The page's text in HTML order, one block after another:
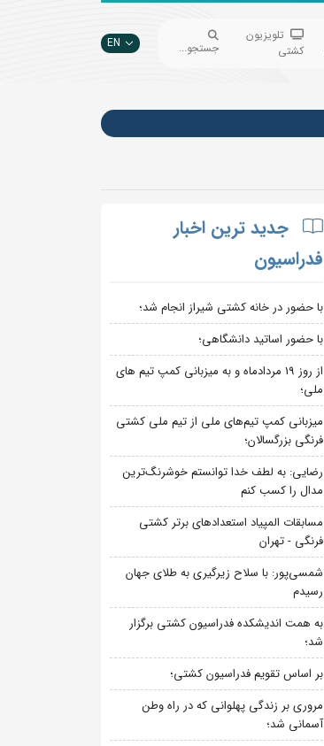
تلویزیون
کشتی
جستجو... EN
جدید ترین اخبار
فدراسیون
با حضور در خانه کشتی شیراز انجام شد؛
با حضور اساتید دانشگاهی؛
از روز 19 مردادماه و به میزبانی کمپ تیم های
ملی؛
میزبانی کمپ تیم‌های ملی از تیم ملی کشتی
فرنگی بزرگسالان؛
رضایی: به لطف خدا توانستم خوشرنگ‌ترین
مدال را کسب کنم
مسابقات المپیاد استعدادهای برتر کشتی
فرنگی - تهران
شمسی‌پور: با سلاح زیرگیری به طلای جهان
رسیدم
به همت اندیشکده فدراسیون کشتی برگزار
شد؛
بر اساس تقویم فدراسیون کشتی؛
مروری بر زندگی پهلوانی که در راه وطن
آسمانی شد؛